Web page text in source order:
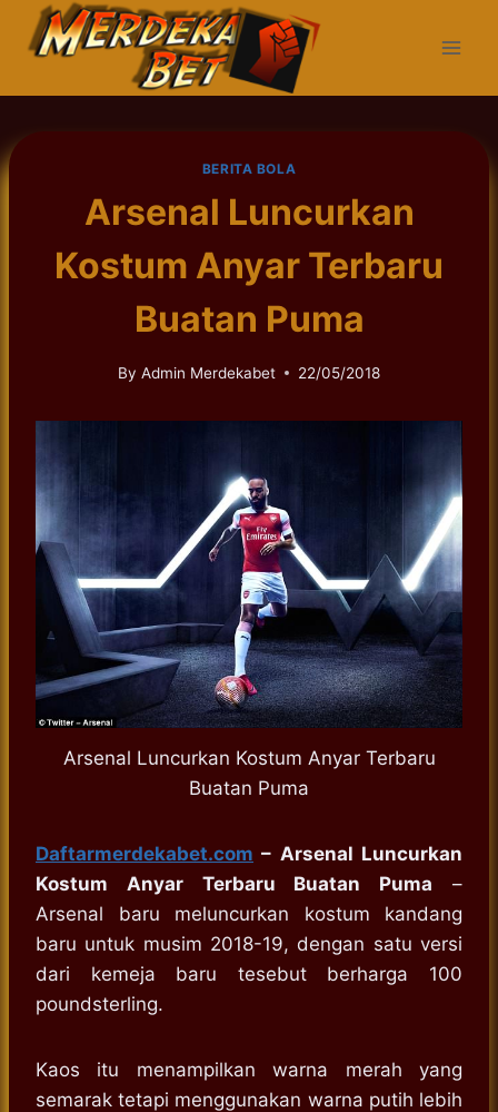
BERITA BOLA
Arsenal Luncurkan
Kostum Anyar Terbaru
Buatan Puma
By Admin Merdekabet 22/05/2018
Arsenal Luncurkan Kostum Anyar Terbaru
Buatan Puma
Daftarmerdekabet.com – Arsenal Luncurkan
Kostum Anyar Terbaru Buatan Puma –
Arsenal baru meluncurkan kostum kandang
baru untuk musim 2018-19, dengan satu versi
dari kemeja baru tesebut berharga 100
poundsterling.
Kaos itu menampilkan warna merah yang
semarak tetapi menggunakan warna putih lebih